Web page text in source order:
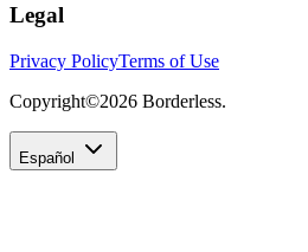
Legal
Privacy PolicyTerms of Use
Copyright©2026 Borderless.
Español